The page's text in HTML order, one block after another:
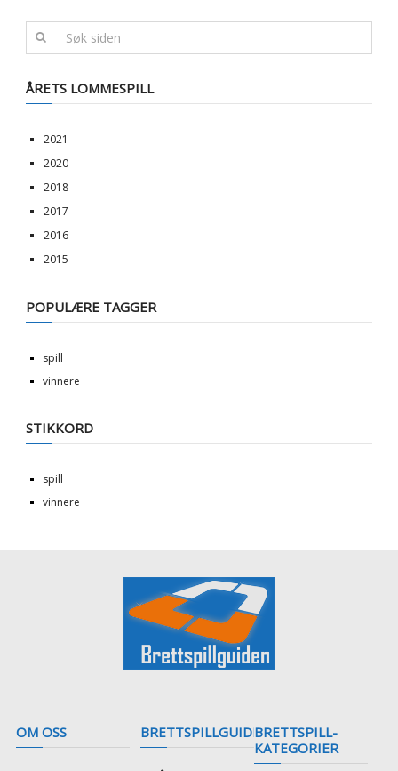
ÅRETS LOMMESPILL
2021
2020
2018
2017
2016
2015
POPULÆRE TAGGER
spill
vinnere
STIKKORD
spill
vinnere
OM OSS BRETTSPILLGUIDENBRETTSPILL-
KATEGORIER